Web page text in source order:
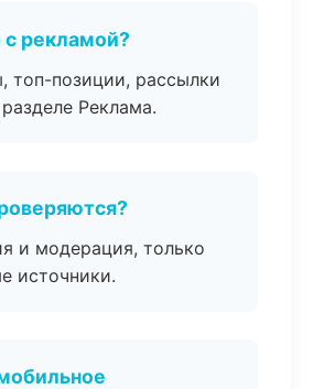
с рекламой?
топ-позиции, рассылки
Реклама.
и модерация, только
источники.